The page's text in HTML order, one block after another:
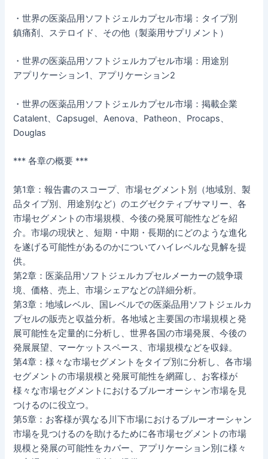
・世界の医薬品用ソフトジェルカプセル市場：タイプ別
鎮痛剤、ステロイド、その他（製薬用サプリメント）
・世界の医薬品用ソフトジェルカプセル市場：用途別
アプリケーション1、アプリケーション2
・世界の医薬品用ソフトジェルカプセル市場：掲載企業
Catalent、Capsugel、Aenova、Patheon、Procaps、
Douglas
*** 各章の概要 ***
第1章：報告書のスコープ、市場セグメント別（地域別、製
品タイプ別、用途別など）のエグゼクティブサマリー、各
市場セグメントの市場規模、今後の発展可能性などを紹
介。市場の現状と、短期・中期・長期的にどのような進化
を遂げる可能性があるのかについてハイレベルな見解を提
供。
第2章：医薬品用ソフトジェルカプセルメーカーの競争環
境、価格、売上、市場シェアなどの詳細分析。
第3章：地域レベル、国レベルでの医薬品用ソフトジェルカ
プセルの販売と収益分析。各地域と主要国の市場規模と発
展可能性を定量的に分析し、世界各国の市場発展、今後の
発展展望、マーケットスペース、市場規模などを収録。
第4章：様々な市場セグメントをタイプ別に分析し、各市場
セグメントの市場規模と発展可能性を網羅し、お客様が
様々な市場セグメントにおけるブルーオーシャン市場を見
つけるのに役立つ。
第5章：お客様が異なる川下市場におけるブルーオーシャン
市場を見つけるのを助けるために各市場セグメントの市場
規模と発展の可能性をカバー、アプリケーション別に様々